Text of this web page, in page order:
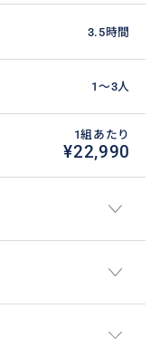
在先の住所など：
クール、ヴァン
所をお勧めしま
3.5時間
1〜3人
1組あたり
¥22,990